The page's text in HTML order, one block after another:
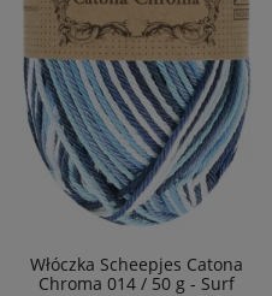
Włóczka Scheepjes Catona
Chroma 014 / 50 g - Surf